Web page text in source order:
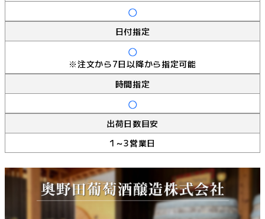
日付指定
※注文から7日以降から指定可能
時間指定
出荷日数目安
1～3営業日